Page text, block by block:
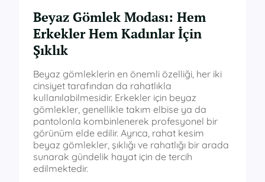
Beyaz Gömlek Modası: Hem
Erkekler Hem Kadınlar İçin
Şıklık
Beyaz gömleklerin en önemli özelliği, her iki
cinsiyet tarafından da rahatlıkla
kullanılabilmesidir. Erkekler için beyaz
gömlekler, genellikle takım elbise ya da
pantolonla kombinlenerek profesyonel bir
görünüm elde edilir. Ayrıca, rahat kesim
beyaz gömlekler, şıklığı ve rahatlığı bir arada
sunarak gündelik hayat için de tercih
edilmektedir.